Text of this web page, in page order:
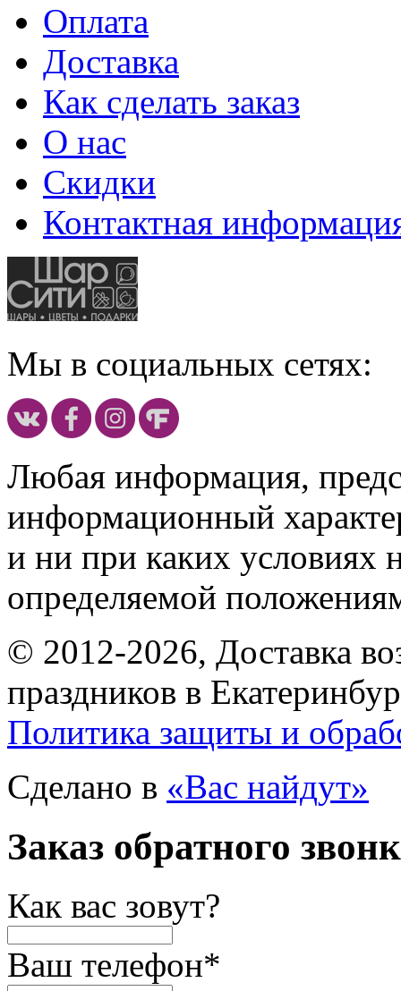
Оплата
Доставка
Как сделать заказ
О нас
Скидки
Контактная
Мы в социальных сетях:
Любая информация,
информационный
и ни при каких условиях
определяемой
© 2012-2026, Доставка
праздников в
Политика защиты и
Сделано в «Вас найдут»
Заказ обратного
Как вас зовут?
Ваш телефон*